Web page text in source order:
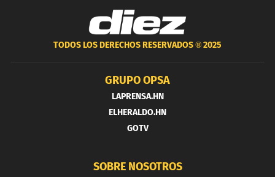
TODOS LOS DERECHOS RESERVADOS ®2025
GRUPO OPSA
LAPRENSA.HN
ELHERALDO.HN
GOTV
SOBRE NOSOTROS